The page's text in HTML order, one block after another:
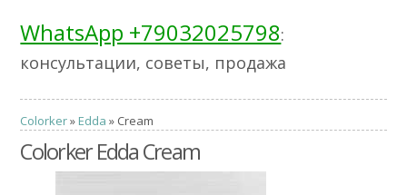
WhatsApp +79032025798:
консультации, советы, продажа
Colorker» Edda » Cream
Colorker Edda Cream